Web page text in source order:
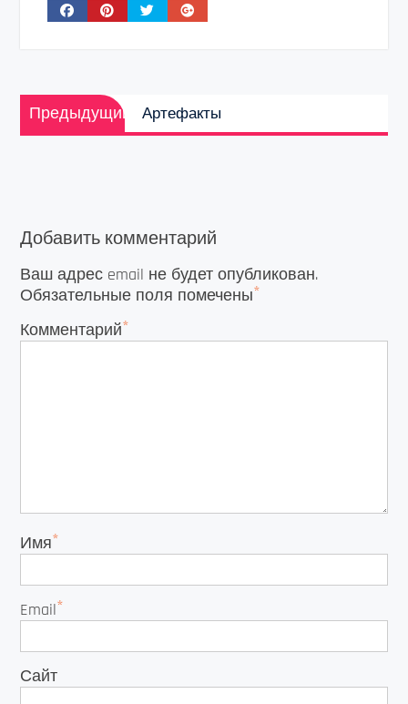
Навигация
по
записям
Предыдущий
Предыдущая
запись:
Артефакты
Добавить комментарий
Ваш адрес email не будет опубликован.
Обязательные поля помечены*
Комментарий*
Имя*
Email*
Сайт